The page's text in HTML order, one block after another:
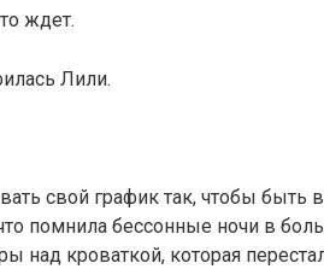
ждет.
Лили.
свой график так, чтобы быть
помнила бессонные ночи в
над кроваткой, которая